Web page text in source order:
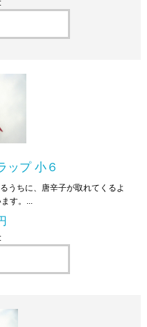
ップ 小６
うちに、唐辛子が取れてくるよ
す。...